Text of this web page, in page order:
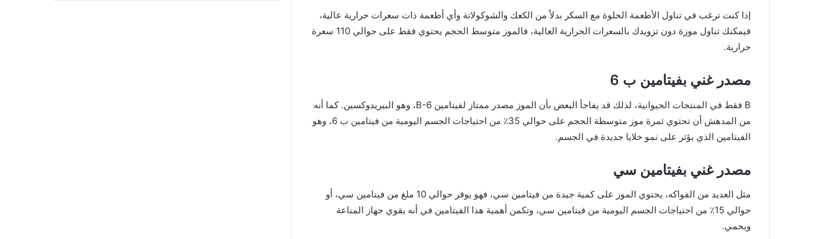
إذا كنت ترغب في تناول الأطعمة الحلوة مع السكر بدلاً من الكعك والشوكولاتة وأي أطعمة ذات سعرات حرارية عالية،
فيمكنك تناول موزة دون تزويدك بالسعرات الحرارية العالية، فالموز متوسط الحجم يحتوي فقط على حوالي 110 سعرة
حرارية.
مصدر غني بفيتامين ب 6
B فقط في المنتجات الحيوانية، لذلك قد يفاجأ البعض بأن الموز مصدر ممتاز لفيتامين B-6، وهو البيريدوكسين. كما أنه
من المدهش أن تحتوي ثمرة موز متوسطة الحجم على حوالي 35٪ من احتياجات الجسم اليومية من فيتامين ب 6، وهو
الفيتامين الذي يؤثر على نمو خلايا جديدة في الجسم.
مصدر غني بفيتامين سي
مثل العديد من الفواكه، يحتوي الموز على كمية جيدة من فيتامين سي، فهو يوفر حوالي 10 ملغ من فيتامين سي، أو
حوالي 15٪ من احتياجات الجسم اليومية من فيتامين سي، وتكمن أهمية هذا الفيتامين في أنه يقوي جهاز المناعة
ويحمي.